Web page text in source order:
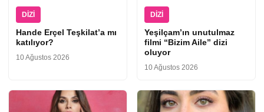
DIZI
Hande Erçel Teşkilat’a mı
katılıyor?
10 Ağustos 2026
DIZI
Yeşilçam’ın unutulmaz
filmi “Bizim Aile” dizi
oluyor
10 Ağustos 2026